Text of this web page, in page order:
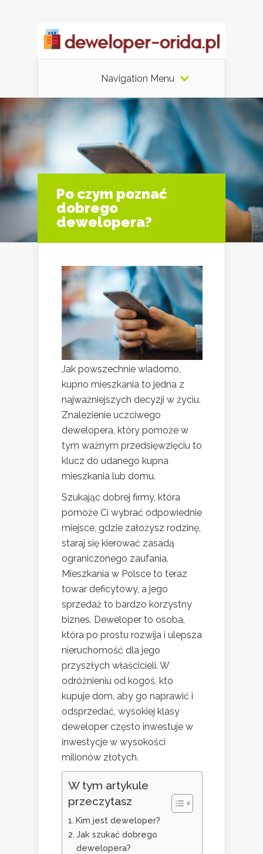
Navigation Menu
Po czym poznać
dobrego
dewelopera?
Jak powszechnie wiadomo,
kupno mieszkania to jedna z
najważniejszych decyzji w życiu.
Znalezienie uczciwego
dewelopera, który pomoże w
tym ważnym przedsięwzięciu to
klucz do udanego kupna
mieszkania lub domu.
Szukając dobrej firmy, która
pomoże Ci wybrać odpowiednie
miejsce, gdzie założysz rodzinę,
staraj się kierować zasadą
ograniczonego zaufania.
Mieszkania w Polsce to teraz
towar deficytowy, a jego
sprzedaż to bardzo korzystny
biznes. Deweloper to osoba,
która po prostu rozwija i ulepsza
nieruchomość dla jego
przyszłych właścicieli. W
odróżnieniu od kogoś, kto
kupuje dom, aby go naprawić i
odsprzedać, wysokiej klasy
deweloper często inwestuje w
inwestycje w wysokości
milionów złotych.
W tym artykule
przeczytasz
Kim jest deweloper?
Jak szukać dobrego
dewelopera?